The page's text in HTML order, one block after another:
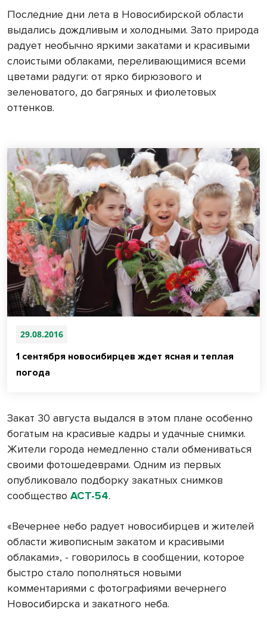
Последние дни лета в Новосибирской области
выдались дождливым и холодными. Зато природа
радует необычно яркими закатами и красивыми
слоистыми облаками, переливающимися всеми
цветами радуги: от ярко бирюзового и
зеленоватого, до багряных и фиолетовых
оттенков.
29.08.2016
1 сентября новосибирцев ждет ясная и теплая
погода
Закат 30 августа выдался в этом плане особенно
богатым на красивые кадры и удачные снимки.
Жители города немедленно стали обмениваться
своими фотошедеврами. Одним из первых
опубликовало подборку закатных снимков
сообщество АСТ-54.
«Вечернее небо радует новосибирцев и жителей
области живописным закатом и красивыми
облаками», - говорилось в сообщении, которое
быстро стало пополняться новыми
комментариями с фотографиями вечернего
Новосибирска и закатного неба.